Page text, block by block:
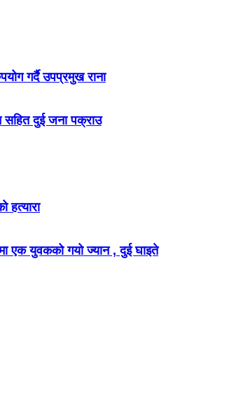
गर्दै उपप्रमुख राना
सहित दुई जना पक्राउ
हत्यारा
एक युवकको गयो ज्यान , दुई घाइते